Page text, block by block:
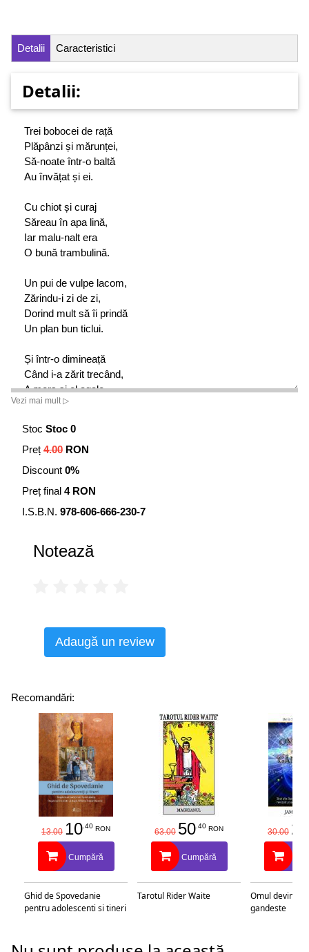
Detalii Caracteristici
Detalii:
Trei bobocei de rață
Plăpânzi și mărunței,
Să-noate într-o baltă
Au învățat și ei.
Cu chiot și curaj
Săreau în apa lină,
Iar malu-nalt era
O bună trambulină.
Un pui de vulpe lacom,
Zărindu-i zi de zi,
Dorind mult să îi prindă
Un plan bun ticlui.
Și într-o dimineață
Când i-a zărit trecând,
A mers și el agale,
Ca un pescar de rând.
Ajunseră în apă,
Bobocii se-avântară
De orice griji uitară.
Vezi mai mult ▷
Stoc Stoc 0
Preț 4.00 RON
Discount 0%
Preț final 4 RON
I.S.B.N. 978-606-666-230-7
Notează
Adaugă un review
Recomandări:
13.00 10.40 RON
Cumpără
Ghid de Spovedanie
pentru adolescenti si tineri
63.00 50.40 RON
Cumpără
Tarotul Rider Waite
30.00 25
Omul devine
gandeste